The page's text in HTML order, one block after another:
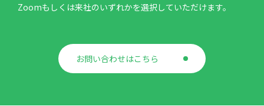
Zoomもしくは来社のいずれかを選択していただけます。
お問い合わせはこちら